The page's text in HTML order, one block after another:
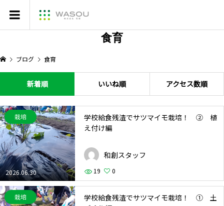
食育
ブログ 食育
新着順 いいね順 アクセス数順
2026.06.30
栽培
学校給食残渣でサツマイモ栽培！ ② 植
え付け編
和創スタッフ
19 0
栽培
学校給食残渣でサツマイモ栽培！ ① 土